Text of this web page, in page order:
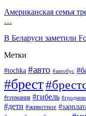
Американская семья
…
В Беларуси заметили
Метки
#tochka #авто #автобус
#брест
#германия #гибель
#дети #животное